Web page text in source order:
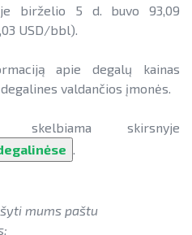
birželio 5 d. buvo 93,09
USD/bbl).
apie degalų kainas
valdančios įmonės.
skelbiama skirsnyje
mums paštu